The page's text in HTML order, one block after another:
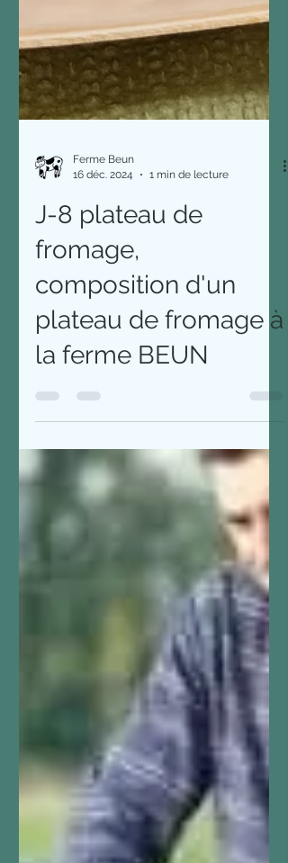
16 déc. 2024
1 min de lecture
J-8 plateau de
fromage,
composition d'un
plateau de fromage à
la ferme BEUN